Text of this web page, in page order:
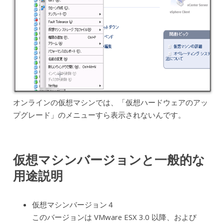
オンラインの仮想マシンでは、「仮想ハードウェアのアッ
プグレード」のメニューすら表示されないんです。
仮想マシンバージョンと一般的な
用途説明
仮想マシンバージョン４
このバージョンは VMware ESX 3.0 以降、および